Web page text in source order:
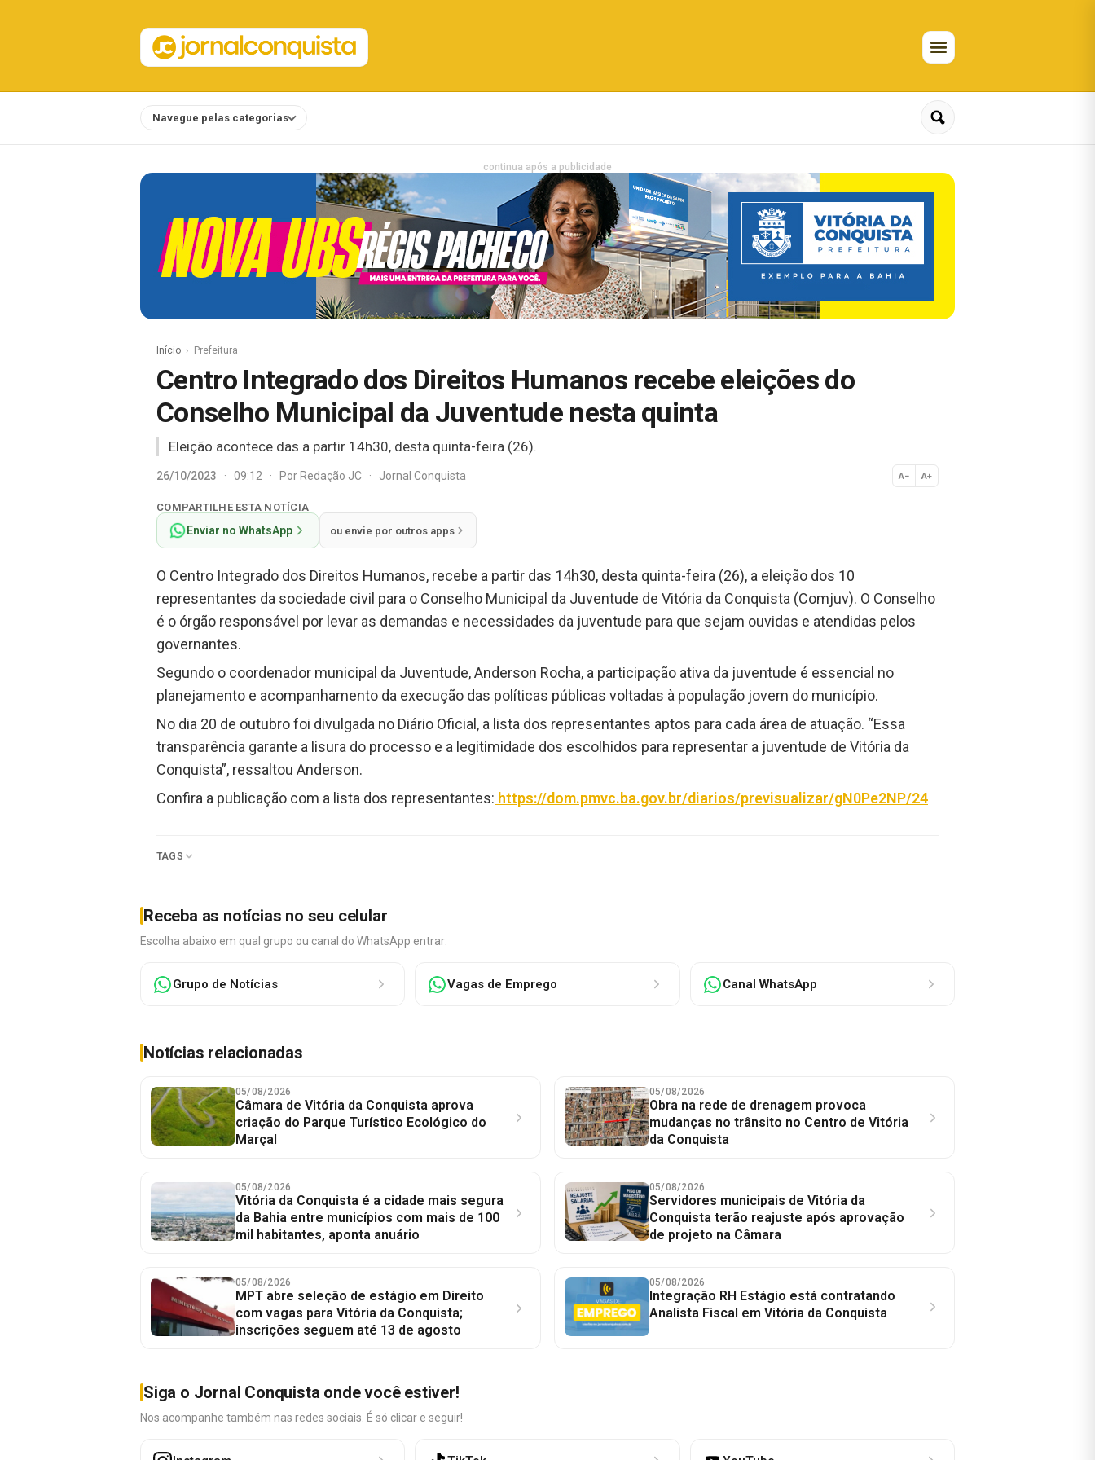
Navegue pelas categorias
continua após a publicidade
Início Prefeitura
Centro Integrado dos Direitos Humanos recebe eleições do
Conselho Municipal da Juventude nesta quinta
Eleição acontece das a partir 14h30, desta quinta-feira (26).
26/10/2023 · 09:12 · PorRedação JC · Jornal Conquista A− A+
Normal
COMPARTILHE ESTA NOTÍCIA
Enviar no WhatsApp ou envie por outros apps
O Centro Integrado dos Direitos Humanos, recebe a partir das 14h30, desta quinta-feira (26), a eleição dos 10
representantes da sociedade civil para o Conselho Municipal da Juventude de Vitória da Conquista (Comjuv). O Conselho
é o órgão responsável por levar as demandas e necessidades da juventude para que sejam ouvidas e atendidas pelos
governantes.
Segundo o coordenador municipal da Juventude, Anderson Rocha, a participação ativa da juventude é essencial no
planejamento e acompanhamento da execução das políticas públicas voltadas à população jovem do município.
No dia 20 de outubro foi divulgada no Diário Oficial, a lista dos representantes aptos para cada área de atuação. “Essa
transparência garante a lisura do processo e a legitimidade dos escolhidos para representar a juventude de Vitória da
Conquista”, ressaltou Anderson.
Confira a publicação com a lista dos representantes: https://dom.pmvc.ba.gov.br/diarios/previsualizar/gN0Pe2NP/24
TAGS
Receba as notícias no seu celular
Escolha abaixo em qual grupo ou canal do WhatsApp entrar:
Grupo de Notícias Vagas de Emprego Canal WhatsApp
Notícias relacionadas
05/08/2026
Câmara de Vitória da Conquista aprova
criação do Parque Turístico Ecológico do
Marçal
05/08/2026
Obra na rede de drenagem provoca
mudanças no trânsito no Centro de Vitória
da Conquista
05/08/2026
Vitória da Conquista é a cidade mais segura
da Bahia entre municípios com mais de 100
mil habitantes, aponta anuário
05/08/2026
Servidores municipais de Vitória da
Conquista terão reajuste após aprovação
de projeto na Câmara
05/08/2026
MPT abre seleção de estágio em Direito
com vagas para Vitória da Conquista;
inscrições seguem até 13 de agosto
05/08/2026
Integração RH Estágio está contratando
Analista Fiscal em Vitória da Conquista
Siga o Jornal Conquista onde você estiver!
Nos acompanhe também nas redes sociais. É só clicar e seguir!